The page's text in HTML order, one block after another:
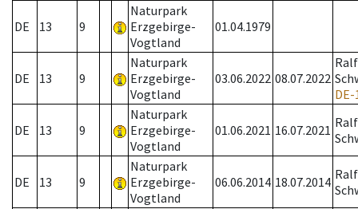
DE 13 9
Naturpark
Erzgebirge-
Vogtland
01.04.1979
DE 13 9
Naturpark
Erzgebirge-
Vogtland
03.06.2022 08.07.2022
Ralf
DE 13 9
Naturpark
Erzgebirge-
Vogtland
01.06.2021 16.07.2021 Ralf
DE 13 9
Naturpark
Erzgebirge-
Vogtland
06.06.2014 18.07.2014 Ralf